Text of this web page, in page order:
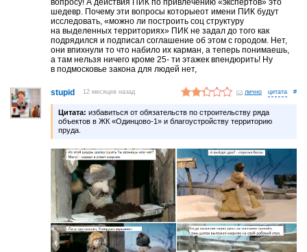
вопросу! А действия ПИК по привлечению «экспертов» это
шедевр. Почему эти вопросы которыеот имени ПИК будут
исследовать, «можно ли построить соц структуру
на выделенных территориях» ПИК не задал до того как
подрядился и подписал соглашение об этом с городом. Нет,
они впихнули то что набило их карман, а теперь понимаешь,
а там нельзя ничего кроме 25- ти этажек впендюрить! Ну
в подмосковье закона для людей нет,
stupid 12 месяцев назад лично #
Цитата: избавиться от обязательств по строительству ряда
объектов в ЖК «Одинцово-1» и благоустройству территорию
пруда.